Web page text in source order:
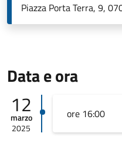
Piazza Porta Terra, 9,
Data e ora
12
marzo
2025
ore 16:00